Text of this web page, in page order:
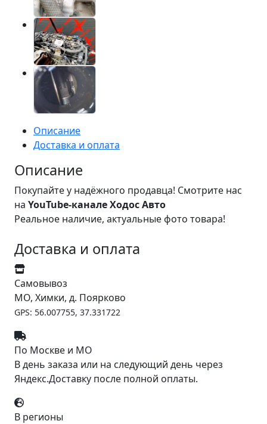
Описание
Доставка и оплата
Описание
Покупайте у надёжного продавца! Смотрите нас
на YouTube-канале Ходос Авто
Реальное наличие, актуальные фото товара!
Доставка и оплата
Самовывоз
МО, Химки, д. Поярково
GPS: 56.007755, 37.331722
По Москве и МО
В день заказа или на следующий день через
Яндекс.Доставку после полной оплаты.
В регионы